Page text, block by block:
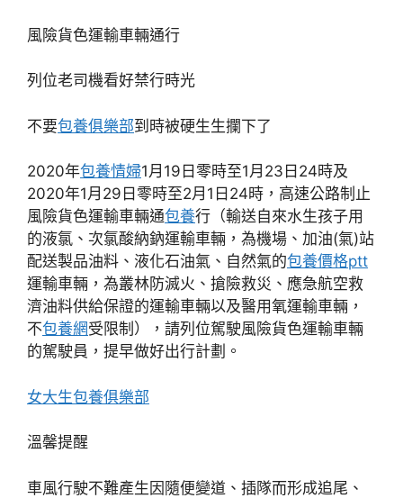
風險貨色運輸車輛通行
列位老司機看好禁行時光
不要包養俱樂部到時被硬生生攔下了
2020年包養情婦1月19日零時至1月23日24時及
2020年1月29日零時至2月1日24時，高速公路制止
風險貨色運輸車輛通包養行（輸送自來水生孩子用
的液氯、次氯酸納鈉運輸車輛，為機場、加油(氣)站
配送製品油料、液化石油氣、自然氣的包養價格ptt
運輸車輛，為叢林防滅火、搶險救災、應急航空救
濟油料供給保證的運輸車輛以及醫用氧運輸車輛，
不包養網受限制），請列位駕駛風險貨色運輸車輛
的駕駛員，提早做好出行計劃。
女大生包養俱樂部
溫馨提醒
車風行駛不難產生因隨便變道、插隊而形成追尾、